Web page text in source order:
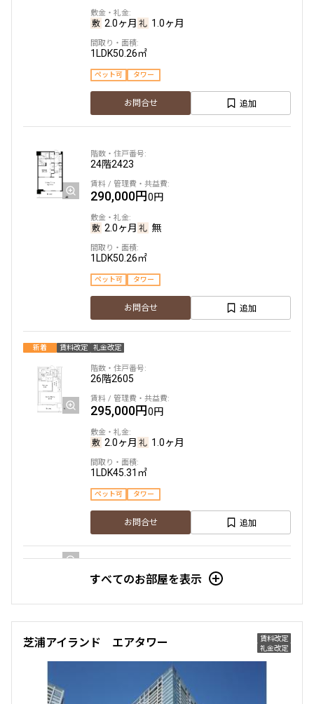
お部屋を再検索
2.0ヶ月 1.0ヶ月
1LDK50.26㎡
ペット可 タワー
お問合せ 追加
24階2423
290,000円0円
2.0ヶ月 無
1LDK50.26㎡
ペット可 タワー
お問合せ 追加
新着 賃料改定 礼金改定
26階2605
295,000円0円
2.0ヶ月 1.0ヶ月
1LDK45.31㎡
ペット可 タワー
お問合せ 追加
28階 2805
2.0ヶ月 1.0ヶ月
タワー
すべてのお部屋を表示
賃料改定
礼金改定
芝浦アイランド エアタワー